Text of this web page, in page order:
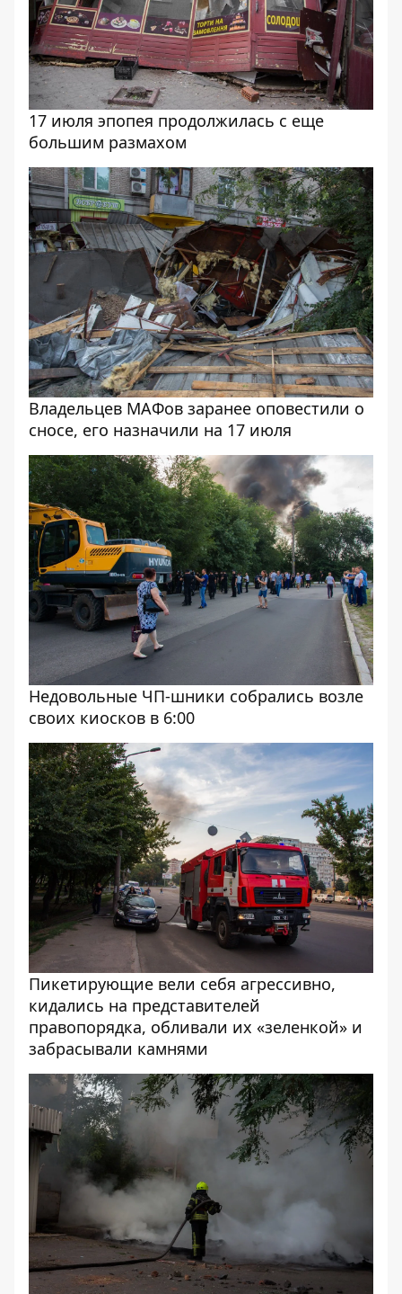
17 июля эпопея продолжилась с еще
большим размахом
Владельцев МАФов заранее оповестили о
сносе, его назначили на 17 июля
Недовольные ЧП-шники собрались возле
своих киосков в 6:00
Пикетирующие вели себя агрессивно,
кидались на представителей
правопорядка, обливали их «зеленкой» и
забрасывали камнями